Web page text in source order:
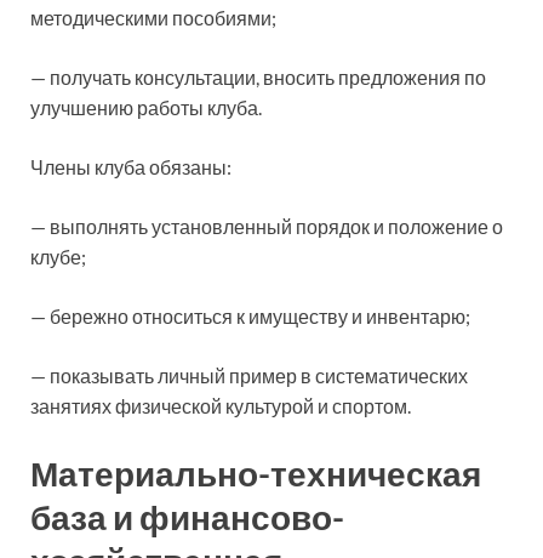
методическими пособиями;
— получать консультации, вносить предложения по
улучшению работы клуба.
Члены клуба обязаны:
— выполнять установленный порядок и положение о
клубе;
— бережно относиться к имуществу и инвентарю;
— показывать личный пример в систематических
занятиях физической культурой и спортом.
Материально-техническая
база и финансово-